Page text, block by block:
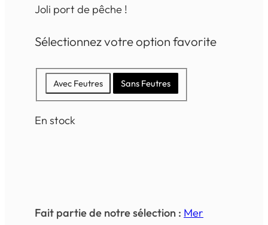
Joli port de pêche !
Sélectionnez votre option favorite
Avec Feutres Sans Feutres
En stock
Fait partie de notre sélection : Mer